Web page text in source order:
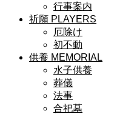
行事案内
祈願 PLAYERS
厄除け
初不動
供養 MEMORIAL
水子供養
葬儀
法事
合祀墓